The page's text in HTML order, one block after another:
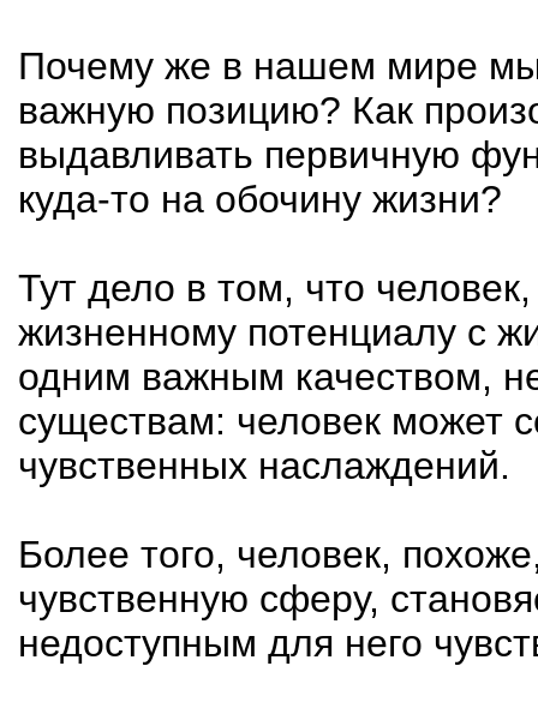
Почему же в нашем мире
важную позицию? Как
выдавливать первичную
куда-то на обочину жизни?
Тут дело в том, что
жизненному потенциалу с
одним важным качеством,
существам: человек может
чувственных наслаждений.
Более того, человек,
чувственную сферу,
недоступным для него